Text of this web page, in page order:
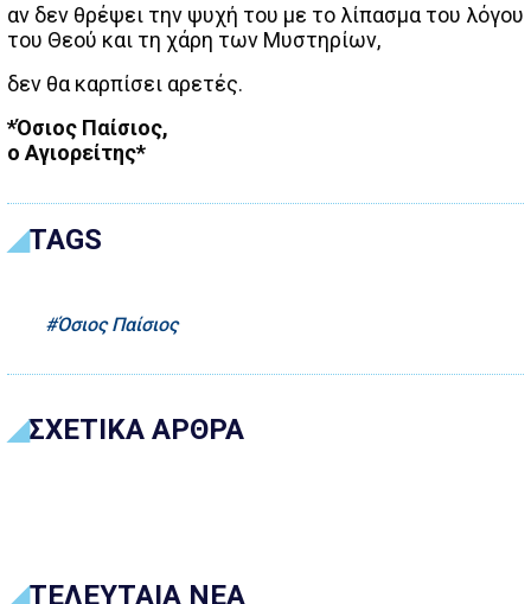
αν δεν θρέψει την ψυχή του με το λίπασμα του λόγου
του Θεού και τη χάρη των Μυστηρίων,
δεν θα καρπίσει αρετές.
*Όσιος Παίσιος,
ο Αγιορείτης*
TAGS
Όσιος Παίσιος
ΣΧΕΤΙΚΑ ΑΡΘΡΑ
ΤΕΛΕΥΤΑΙΑ ΝΕΑ